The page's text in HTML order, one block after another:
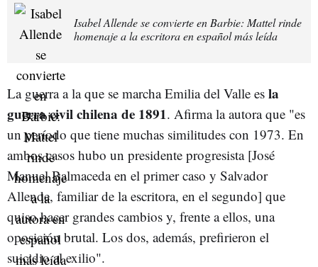
Isabel Allende se convierte en Barbie: Mattel rinde
homenaje a la escritora en español más leída
La guerra a la que se marcha Emilia del Valle es la
guerra civil chilena de 1891. Afirma la autora que "es
un período que tiene muchas similitudes con 1973. En
ambos casos hubo un presidente progresista [José
Manuel Balmaceda en el primer caso y Salvador
Allende, familiar de la escritora, en el segundo] que
quiso hacer grandes cambios y, frente a ellos, una
oposición brutal. Los dos, además, prefirieron el
suicidio al exilio".